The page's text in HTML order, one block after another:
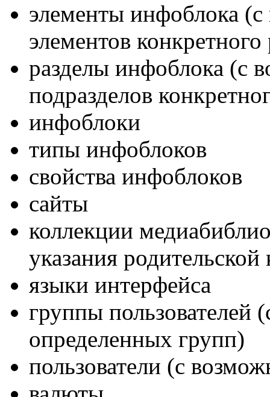
элементы инфоблока
элементов конкретного
разделы инфоблока (с
подразделов
инфоблоки
типы инфоблоков
свойства инфоблоков
сайты
коллекции
указания
языки интерфейса
группы
определенных групп)
пользователи (с